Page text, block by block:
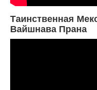
Таинственная
Вайшнава Прана